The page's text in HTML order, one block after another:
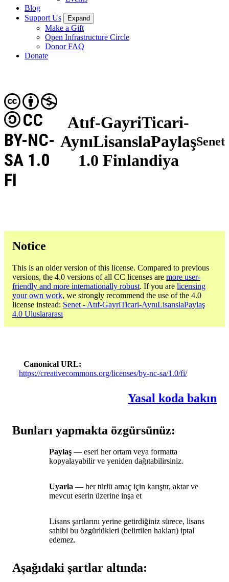
Blog
Support Us
Expand
Make a Gift
Open Infrastructure Circle
Donor FAQ
Donate
Atıf-GayriTicari-
AynıLisanslaPaylaş
1.0 Finlandiya
CC
BY-NC-
SA 1.0
FI
Senet
Notice
This is an older version of this license. Compared to previous
versions, the 4.0 versions of all CC licenses are more user-
friendly and more internationally robust. If you are licensing
your own work, we strongly recommend the use of the 4.0
license instead: Senet - Atıf-GayriTicari-AynıLisanslaPaylaş
4.0 Uluslararası
Canonical URL
https://creativecommons.org/licenses/by-nc-sa/1.0/fi/
Yasal koda bakın
Bunları yapmakta özgürsünüz:
Paylaş — eseri her ortam veya formatta
kopyalayabilir ve yeniden dağıtabilirsiniz.
Uyarla — her türlü amaç için karıştır, aktar ve
mevcut eserin üzerine inşa et
Lisans şartlarını yerine getirdiğiniz sürece, lisans
sahibi bu özgürlükleri (belirtilen hakları) iptal
edemez.
Aşağıdaki şartlar altında: